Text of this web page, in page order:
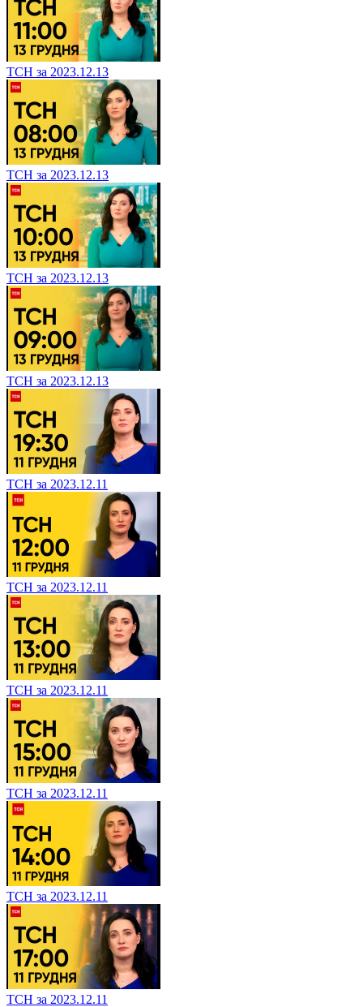
ТСН за 2023.12.13
ТСН за 2023.12.13
ТСН за 2023.12.13
ТСН за 2023.12.13
ТСН за 2023.12.11
ТСН за 2023.12.11
ТСН за 2023.12.11
ТСН за 2023.12.11
ТСН за 2023.12.11
ТСН за 2023.12.11